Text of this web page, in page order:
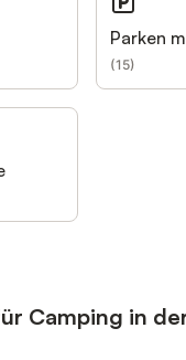
Parken
(15)
Camping in